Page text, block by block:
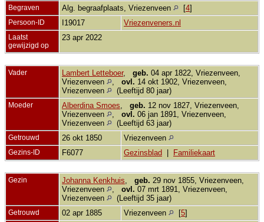
Begraven Alg. begraafplaats, Vriezenveen [4]
Persoon-ID I19017 Vriezenveners.nl
Laatst
gewijzigd op
23 apr 2022
Vader Lambert Letteboer, geb. 04 apr 1822, Vriezenveen,
Vriezenveen
ovl. 14 okt 1902, Vriezenveen,
Vriezenveen
(Leeftijd 80 jaar)
Moeder Alberdina Smoes geb. 12 nov 1827, Vriezenveen,
Vriezenveen
ovl. 06 jan 1891, Vriezenveen,
Vriezenveen
(Leeftijd 63 jaar)
Getrouwd 26 okt 1850 Vriezenveen
Gezins-ID F6077 Gezinsblad Familiekaart
Gezin Johanna Kenkhuis geb. 29 nov 1855, Vriezenveen,
Vriezenveen
ovl. 07 mrt 1891, Vriezenveen,
Vriezenveen
(Leeftijd 35 jaar)
Getrouwd 02 apr 1885 Vriezenveen [5]